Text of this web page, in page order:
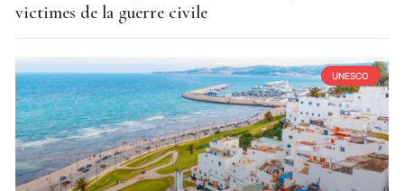
victimes de la guerre civile
UNESCO